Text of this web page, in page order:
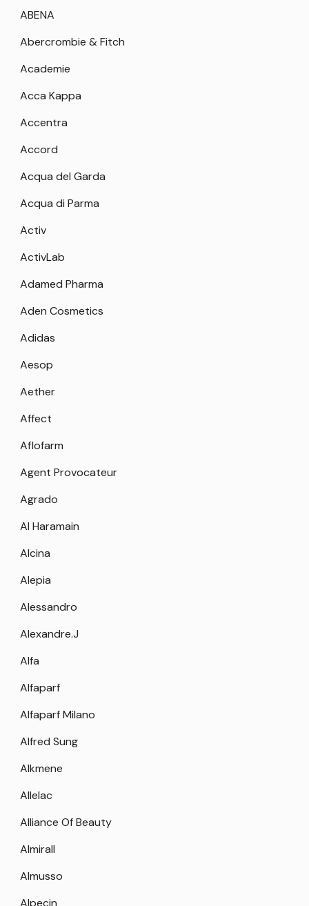
ABENA
Abercrombie & Fitch
Academie
Acca Kappa
Accentra
Accord
Acqua del Garda
Acqua di Parma
Activ
ActivLab
Adamed Pharma
Aden Cosmetics
Adidas
Aesop
Aether
Affect
Aflofarm
Agent Provocateur
Agrado
Al Haramain
Alcina
Alepia
Alessandro
Alexandre.J
Alfa
Alfaparf
Alfaparf Milano
Alfred Sung
Alkmene
Allelac
Alliance Of Beauty
Almirall
Almusso
Alpecin